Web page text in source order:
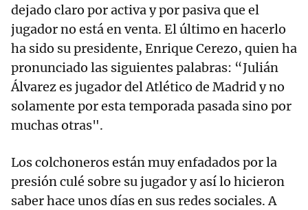
dejado claro por activa y por pasiva que el
jugador no está en venta. El último en hacerlo
ha sido su presidente, Enrique Cerezo, quien ha
pronunciado las siguientes palabras: “Julián
Álvarez es jugador del Atlético de Madrid y no
solamente por esta temporada pasada sino por
muchas otras".
Los colchoneros están muy enfadados por la
presión culé sobre su jugador y así lo hicieron
saber hace unos días en sus redes sociales. A